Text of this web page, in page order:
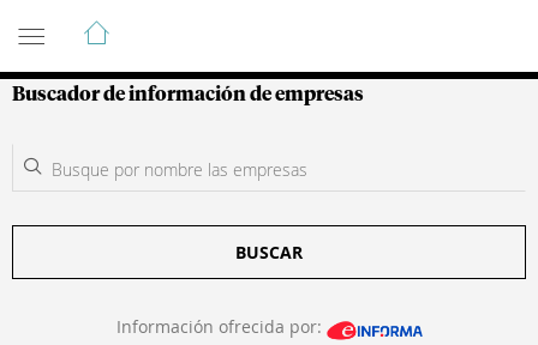
Guía de Empresas Colombianas
Buscador de información de empresas
BUSCAR
Información ofrecida por: